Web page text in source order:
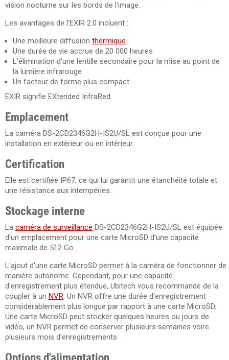
vision nocturne sur les bords de l'image.
Les avantages de l'EXIR 2.0 incluent :
Une meilleure diffusion thermique
Une durée de vie accrue de 20 000 heures
L'élimination d'une lentille secondaire pour la mise au point de
la lumière infrarouge
Un facteur de forme plus compact
EXIR signifie EXtended InfraRed
Emplacement
La caméra DS-2CD2346G2H-IS2U/SL est conçue pour une
installation en extérieur ou en intérieur.
Certification
Elle est certifiée IP67, ce qui lui garantit une étanchéité totale et
une résistance aux intempéries.
Stockage interne
La caméra de surveillance DS-2CD2346G2H-IS2U/SL est équipée
d'un emplacement pour une carte MicroSD d'une capacité
maximale de 512 Go.
L'ajout d'une carte MicroSD permet à la caméra de fonctionner de
manière autonome. Cependant, pour une capacité
d'enregistrement plus étendue, Ubitech vous recommande de la
coupler à un NVR. Un NVR offre une durée d'enregistrement
considérablement plus longue par rapport à une carte MicroSD.
Une carte MicroSD peut stocker quelques heures ou jours de
vidéo, un NVR permet de conserver plusieurs semaines voire
plusieurs mois d'enregistrements